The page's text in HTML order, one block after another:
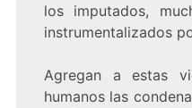
los imputados,
instrumentalizados
Agregan a estas
humanos las